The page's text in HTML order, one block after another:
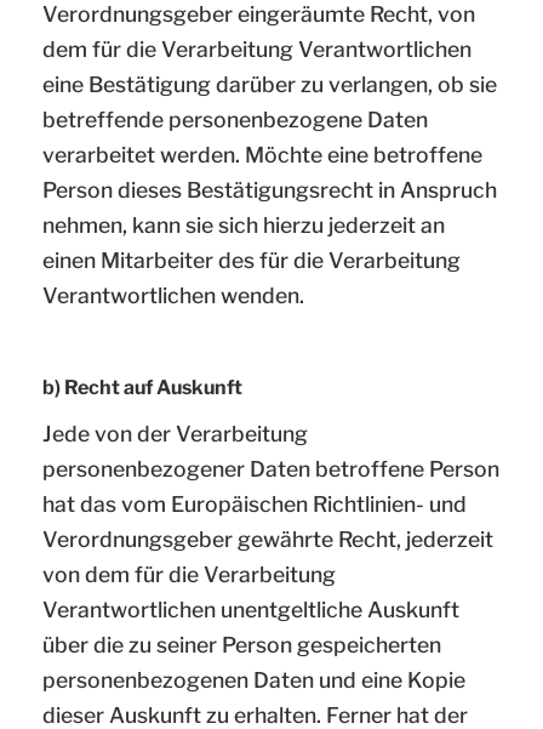
Verordnungsgeber eingeräumte Recht, von
dem für die Verarbeitung Verantwortlichen
eine Bestätigung darüber zu verlangen, ob sie
betreffende personenbezogene Daten
verarbeitet werden. Möchte eine betroffene
Person dieses Bestätigungsrecht in Anspruch
nehmen, kann sie sich hierzu jederzeit an
einen Mitarbeiter des für die Verarbeitung
Verantwortlichen wenden.
b) Recht auf Auskunft
Jede von der Verarbeitung
personenbezogener Daten betroffene Person
hat das vom Europäischen Richtlinien- und
Verordnungsgeber gewährte Recht, jederzeit
von dem für die Verarbeitung
Verantwortlichen unentgeltliche Auskunft
über die zu seiner Person gespeicherten
personenbezogenen Daten und eine Kopie
dieser Auskunft zu erhalten. Ferner hat der